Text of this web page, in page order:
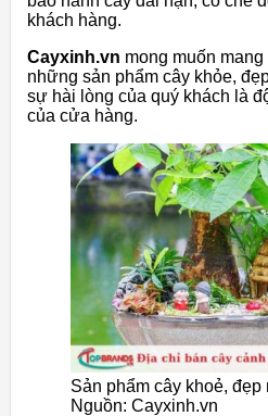
khách hàng.
Cayxinh.vn mong muốn mang
những sản phẩm cây khỏe,
sự hài lòng của quý khách là
của cửa hàng.
Sản phẩm cây khoẻ, đẹp
Nguồn: Cayxinh.vn